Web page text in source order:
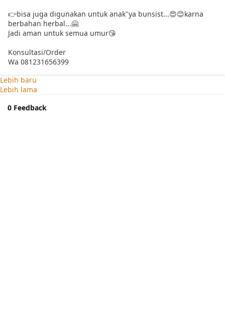
👉bisa juga digunakan untuk anak"ya bunsist...😍😊karna
berbahan herbal...🤗
Jadi aman untuk semua umur😘
Konsultasi/Order
Wa 081231656399
Lebih baru
Lebih lama
0 Feedback